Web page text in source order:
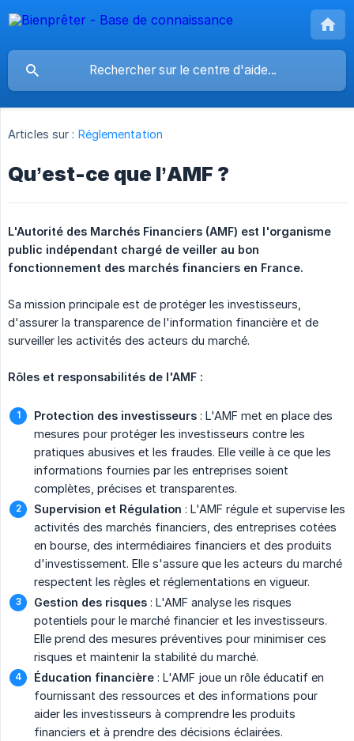
Articles sur : Réglementation
Qu’est-ce que l’AMF ?
L'Autorité des Marchés Financiers (AMF) est l'organisme
public indépendant chargé de veiller au bon
fonctionnement des marchés financiers en France.
Sa mission principale est de protéger les investisseurs,
d'assurer la transparence de l'information financière et de
surveiller les activités des acteurs du marché.
Rôles et responsabilités de l'AMF :
Protection des investisseurs : L'AMF met en place des
mesures pour protéger les investisseurs contre les
pratiques abusives et les fraudes. Elle veille à ce que les
informations fournies par les entreprises soient
complètes, précises et transparentes.
Supervision et Régulation : L'AMF régule et supervise les
activités des marchés financiers, des entreprises cotées
en bourse, des intermédiaires financiers et des produits
d'investissement. Elle s'assure que les acteurs du marché
respectent les règles et réglementations en vigueur.
Gestion des risques : L'AMF analyse les risques
potentiels pour le marché financier et les investisseurs.
Elle prend des mesures préventives pour minimiser ces
risques et maintenir la stabilité du marché.
Éducation financière : L'AMF joue un rôle éducatif en
fournissant des ressources et des informations pour
aider les investisseurs à comprendre les produits
financiers et à prendre des décisions éclairées.